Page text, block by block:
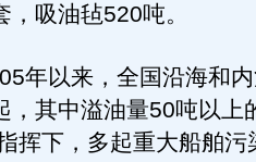
吸油毡520吨。
以来，全国沿海和内
，其中溢油量50吨以上
挥下，多起重大船舶污